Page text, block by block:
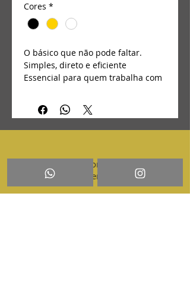
Cores *
O básico que não pode faltar.
Simples, direto e eficiente
Essencial para quem trabalha com
Fabricado em PVC resistente, é
fácil de higienizar e ideal
para uso intenso no dia a dia.
Quer falar com a gente? Envie
sua mensagem por aqui!